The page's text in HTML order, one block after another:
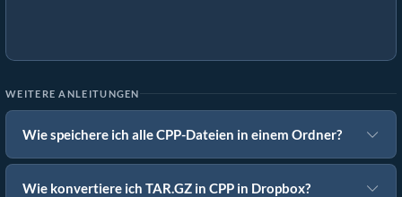
WEITERE ANLEITUNGEN
Wie speichere ich alle CPP-Dateien in einem Ordner?
Wie konvertiere ich TAR.GZ in CPP in Dropbox?